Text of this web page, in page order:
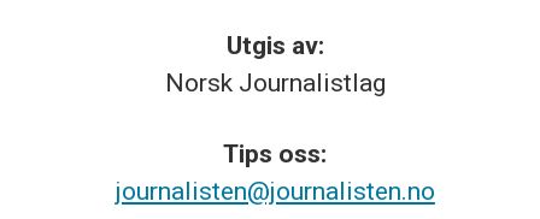
Utgis av:
Norsk Journalistlag
Tips oss:
journalisten@journalisten.no